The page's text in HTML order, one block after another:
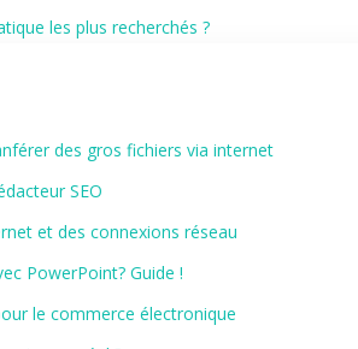
les plus recherchés ?
des gros fichiers via internet
SEO
et des connexions réseau
PowerPoint? Guide !
le commerce électronique